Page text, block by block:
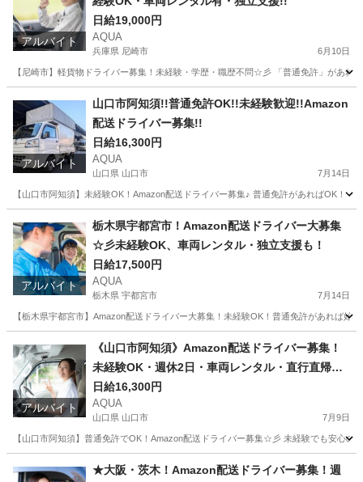
アルバイト
日給19,000円
AQUA
兵庫県 尼崎市 6月10日
【尼崎市】軽貨物ドライバー募集！未経験・学歴・職歴不問☆彡 「普通免許」があ
ドライバー Amazon
アルバイト
山口市阿知須!!普通免許OK!!未経験歓迎!!Amazon
配送ドライバー募集!!
日給16,300円
AQUA
山口県 山口市 7月14日
【山口市阿知須】未経験OK！Amazon配送ドライバー募集♪ 普通免許があればOK！
ドライバー Amazon
アルバイト
栃木県宇都宮市！Amazon配送ドライバー大募集
☆彡未経験OK、車両レンタル・独立支援も！
日給17,500円
AQUA
栃木県 宇都宮市 7月14日
【栃木県宇都宮市】Amazon配送ドライバー大募集！未経験OK！普通免許があれば
ドライバー
アルバイト
《山口市阿知須》Amazon配送ドライバー募集！
未経験OK・週休2日・車両レンタル・直行直帰O
K！
日給16,300円
AQUA
山口県 山口市 7月9日
【山口市阿知須】普通免許でOK！Amazon配送ドライバー募集☆彡 未経験でも安心
ドライバー
★大阪・茨木！Amazon配送ドライバー募集！週